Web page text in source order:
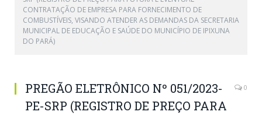
CONTRATAÇÃO DE EMPRESA PARA FORNECIMENTO DE
COMBUSTÍVEIS, VISANDO ATENDER AS DEMANDAS DA SECRETARIA
MUNICIPAL DE EDUCAÇÃO E SAÚDE DO MUNICÍPIO DE IPIXUNA
DO PARÁ)
PREGÃO ELETRÔNICO Nº 051/2023-
PE-SRP (REGISTRO DE PREÇO PARA
0